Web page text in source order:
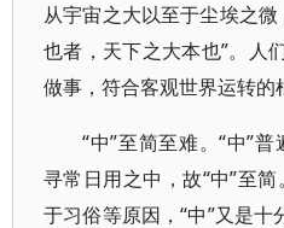
从宇宙之大以至于尘埃之微
也者，天下之大本也”。人
做事，符合客观世界运转的
“中”至简至难。“中”
寻常日用之中，故“中”至
于习俗等原因，“中”又是十